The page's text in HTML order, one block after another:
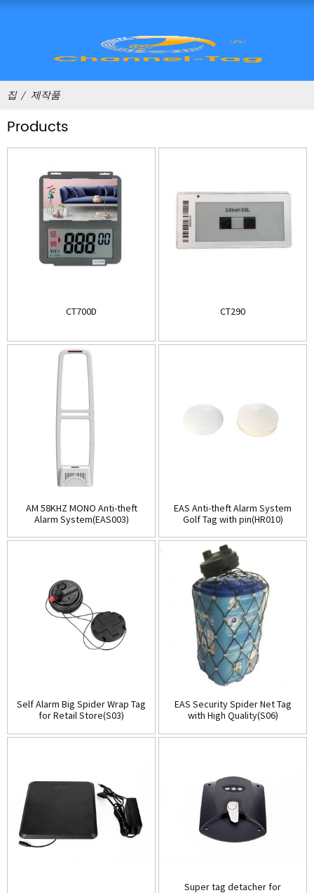
집 제작품
Products
CT700D CT290
AM 58KHZ MONO Anti-theft
Alarm System(EAS003)
EAS Anti-theft Alarm System
Golf Tag with pin(HR010)
Self Alarm Big Spider Wrap Tag
for Retail Store(S03)
EAS Security Spider Net Tag
with High Quality(S06)
Super tag detacher for